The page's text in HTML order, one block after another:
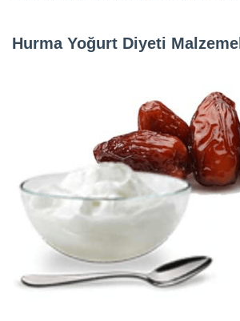
Hurma Yoğurt Diyeti